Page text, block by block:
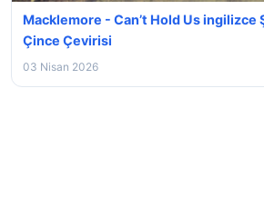
Macklemore - Can’t Hold Us ingilizce
Çince Çevirisi
03 Nisan 2026